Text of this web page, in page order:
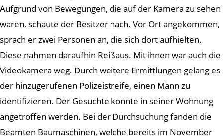
Aufgrund von Bewegungen, die auf der Kamera zu sehen
waren, schaute der Besitzer nach. Vor Ort angekommen,
sprach er zwei Personen an, die sich dort aufhielten.
Diese nahmen daraufhin Reißaus. Mit ihnen war auch die
Videokamera weg. Durch weitere Ermittlungen gelang es
der hinzugerufenen Polizeistreife, einen Mann zu
identifizieren. Der Gesuchte konnte in seiner Wohnung
angetroffen werden. Bei der Durchsuchung fanden die
Beamten Baumaschinen, welche bereits im November